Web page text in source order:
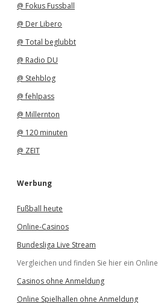
@ Fokus Fussball
@ Der Libero
@ Total beglubbt
@ Radio DU
@ Stehblog
@ fehlpass
@ Millernton
@ 120 minuten
@ ZEIT
Werbung
Fußball heute
Online-Casinos
Bundesliga Live Stream
Vergleichen und finden Sie hier ein Online
Casinos ohne Anmeldung
Online Spielhallen ohne Anmeldung